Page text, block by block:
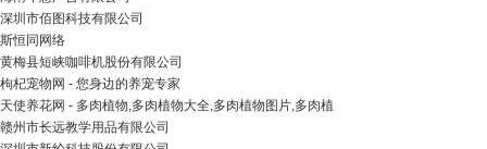
深圳市佰图科技有限公司
斯恒同网络
黄梅县短峡咖啡机股份有限公司
枸杞宠物网 - 您身边的养宠专家
天使养花网 - 多肉植物,多肉植物大全,多肉植物图片,多肉植
赣州市长远教学用品有限公司